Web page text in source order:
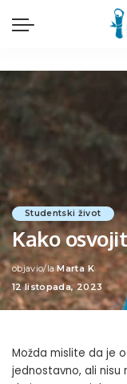
Studentski život
Kako
Posted
by
objavio/la Marta K
12 listopada, 2023
Možda mislite da je
jednostavno, ali nisu